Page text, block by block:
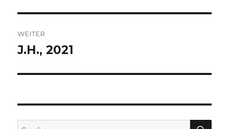
WEITER
Nächster
J.H., 2021
Suche